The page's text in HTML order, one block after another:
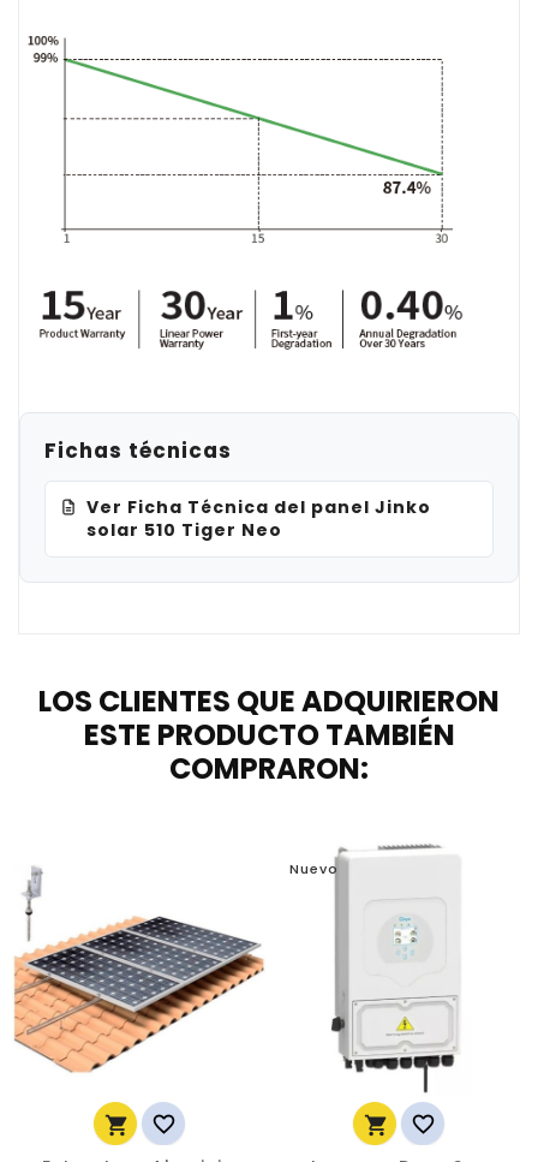
Fichas técnicas
Ver Ficha Técnica del panel Jinko
solar 510 Tiger Neo
LOS CLIENTES QUE ADQUIRIERON
ESTE PRODUCTO TAMBIÉN
COMPRARON:
 
Nuevo
 